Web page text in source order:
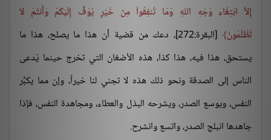
إِلاَّ ابْتِغَاء وَجْهِ اللّهِ وَمَا تُنفِقُواْ مِنْ خَيْرٍ يُوَفَّ إِلَيْكُمْ وَأَنتُمْ لاَ
تُظْلَمُونَ
[البقرة:272]، دعك من قضية أن هذا ما يصلح، هذا ما
يستحق، هذا فيه، هذا كذا، هذه الأضغان التي تخرج حينما يُدعى
الناس إلى الصدقة ونحو ذلك هذه لا تجني لنا خيراً، وإن مما يكبِّر
النفس، ويوسع الصدر، ويشرحه البذل والعطاء، ومجاهدة النفس، فإذا
جاهدها انبلج الصدر، واتسع وانشرح.